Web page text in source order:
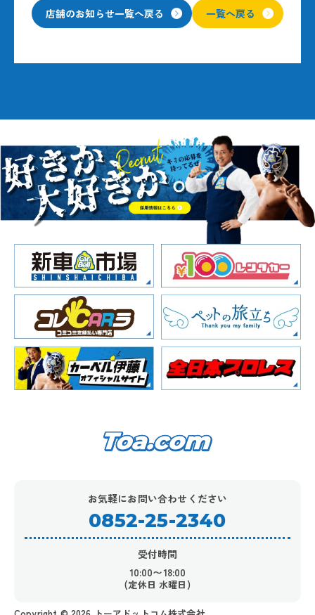
店舗のお知らせ一覧へ戻る 一覧へ戻る
お気軽にお問い合わせください
0852-25-2340
受付時間
10:00〜18:00
(定休日 水曜日)